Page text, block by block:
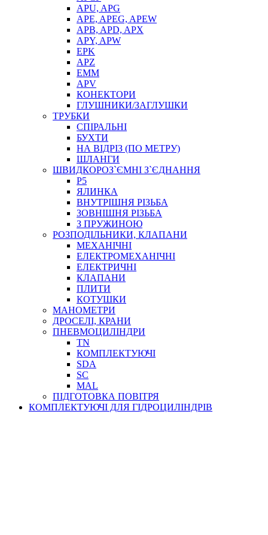
APU, APG
APE, APEG, APEW
APB, APD, APX
APY, APW
EPK
APZ
EMM
APV
КОНЕКТОРИ
ГЛУШНИКИ/ЗАГЛУШКИ
ТРУБКИ
СПІРАЛЬНІ
БУХТИ
НА ВІДРІЗ (ПО МЕТРУ)
ШЛАНГИ
ШВИДКОРОЗ`ЄМНІ З`ЄДНАННЯ
P5
ЯЛИНКА
ВНУТРІШНЯ РІЗЬБА
ЗОВНІШНЯ РІЗЬБА
З ПРУЖИНОЮ
РОЗПОДІЛЬНИКИ, КЛАПАНИ
МЕХАНІЧНІ
ЕЛЕКТРОМЕХАНІЧНІ
ЕЛЕКТРИЧНІ
КЛАПАНИ
ПЛИТИ
КОТУШКИ
МАНОМЕТРИ
ДРОСЕЛІ, КРАНИ
ПНЕВМОЦИЛІНДРИ
TN
КОМПЛЕКТУЮЧІ
SDA
SC
MAL
ПІДГОТОВКА ПОВІТРЯ
КОМПЛЕКТУЮЧІ ДЛЯ ГІДРОЦИЛІНДРІВ